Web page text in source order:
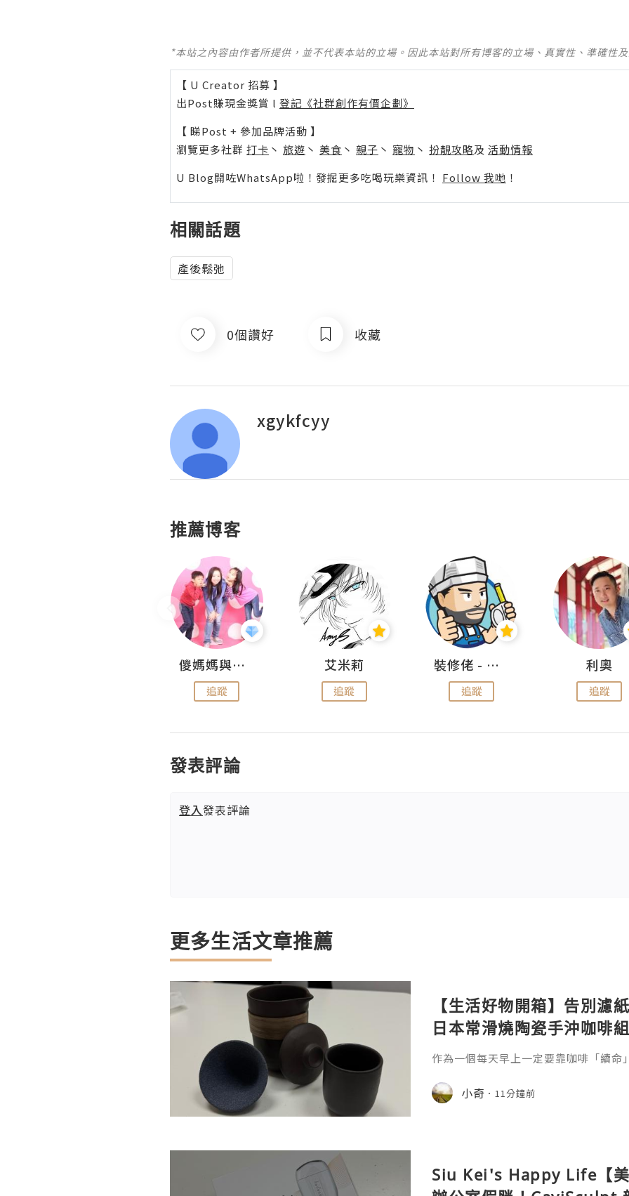
*本站之內容由作者所提供，並不代表本站的立場。因此本站對所有博客的立場、真實性、準確性
【 U Creator 招募 】
出Post賺現金獎賞 l 登記《社群創作有價企劃》
【 睇Post + 參加品牌活動 】
瀏覽更多社群 打卡 丶 旅遊 丶 美食 丶 親子 丶 寵物 丶 扮靚攻略及 活動情報
U Blog開咗WhatsApp啦！發掘更多吃喝玩樂資訊！ Follow 我哋 ！
相關話題
產後鬆弛
0個讚好 收藏
xgykfcyy
推薦博客
儍媽媽與兩隻小魔怪之家
追蹤
艾米莉
追蹤
裝修佬 - 香港一站式網上裝修平台
追蹤
利奧
追蹤
發表評論
登入發表評論
更多生活文章推薦
【生活好物開箱】告別
日本常滑燒陶瓷手沖咖啡
價
作為一個每天早上一定要靠咖啡「續
壺、沖泡杯……不僅佔據小戶型的廚房
點不環保。最近在 Searching C 上看
小奇 11分鐘前
Siu Kei's Happy Life【